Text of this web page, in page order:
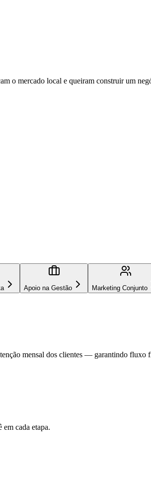
o mercado local e queiram construir um
Apoio na Gestão Marketing Conjunto
mensal dos clientes — garantindo fluxo
cada etapa.